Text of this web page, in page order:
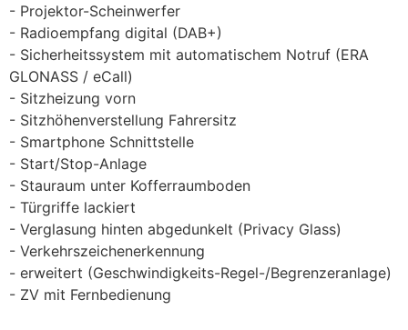
Projektor-Scheinwerfer
Radioempfang digital (DAB+)
Sicherheitssystem mit automatischem Notruf (ERA
GLONASS / eCall)
Sitzheizung vorn
Sitzhöhenverstellung Fahrersitz
Smartphone Schnittstelle
Start/Stop-Anlage
Stauraum unter Kofferraumboden
Türgriffe lackiert
Verglasung hinten abgedunkelt (Privacy Glass)
Verkehrszeichenerkennung
erweitert (Geschwindigkeits-Regel-/Begrenzeranlage)
ZV mit Fernbedienung